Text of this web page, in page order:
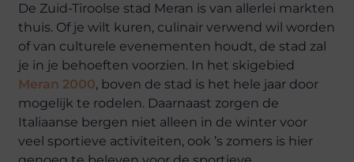
De Zuid-Tiroolse stad Meran is van allerlei markten
thuis. Of je wilt kuren, culinair verwend wil worden
of van culturele evenementen houdt, de stad zal
je in je behoeften voorzien. In het skigebied
Meran 2000, boven de stad is het hele jaar door
mogelijk te rodelen. Daarnaast zorgen de
Italiaanse bergen niet alleen in de winter voor
veel sportieve activiteiten, ook ’s zomers is hier